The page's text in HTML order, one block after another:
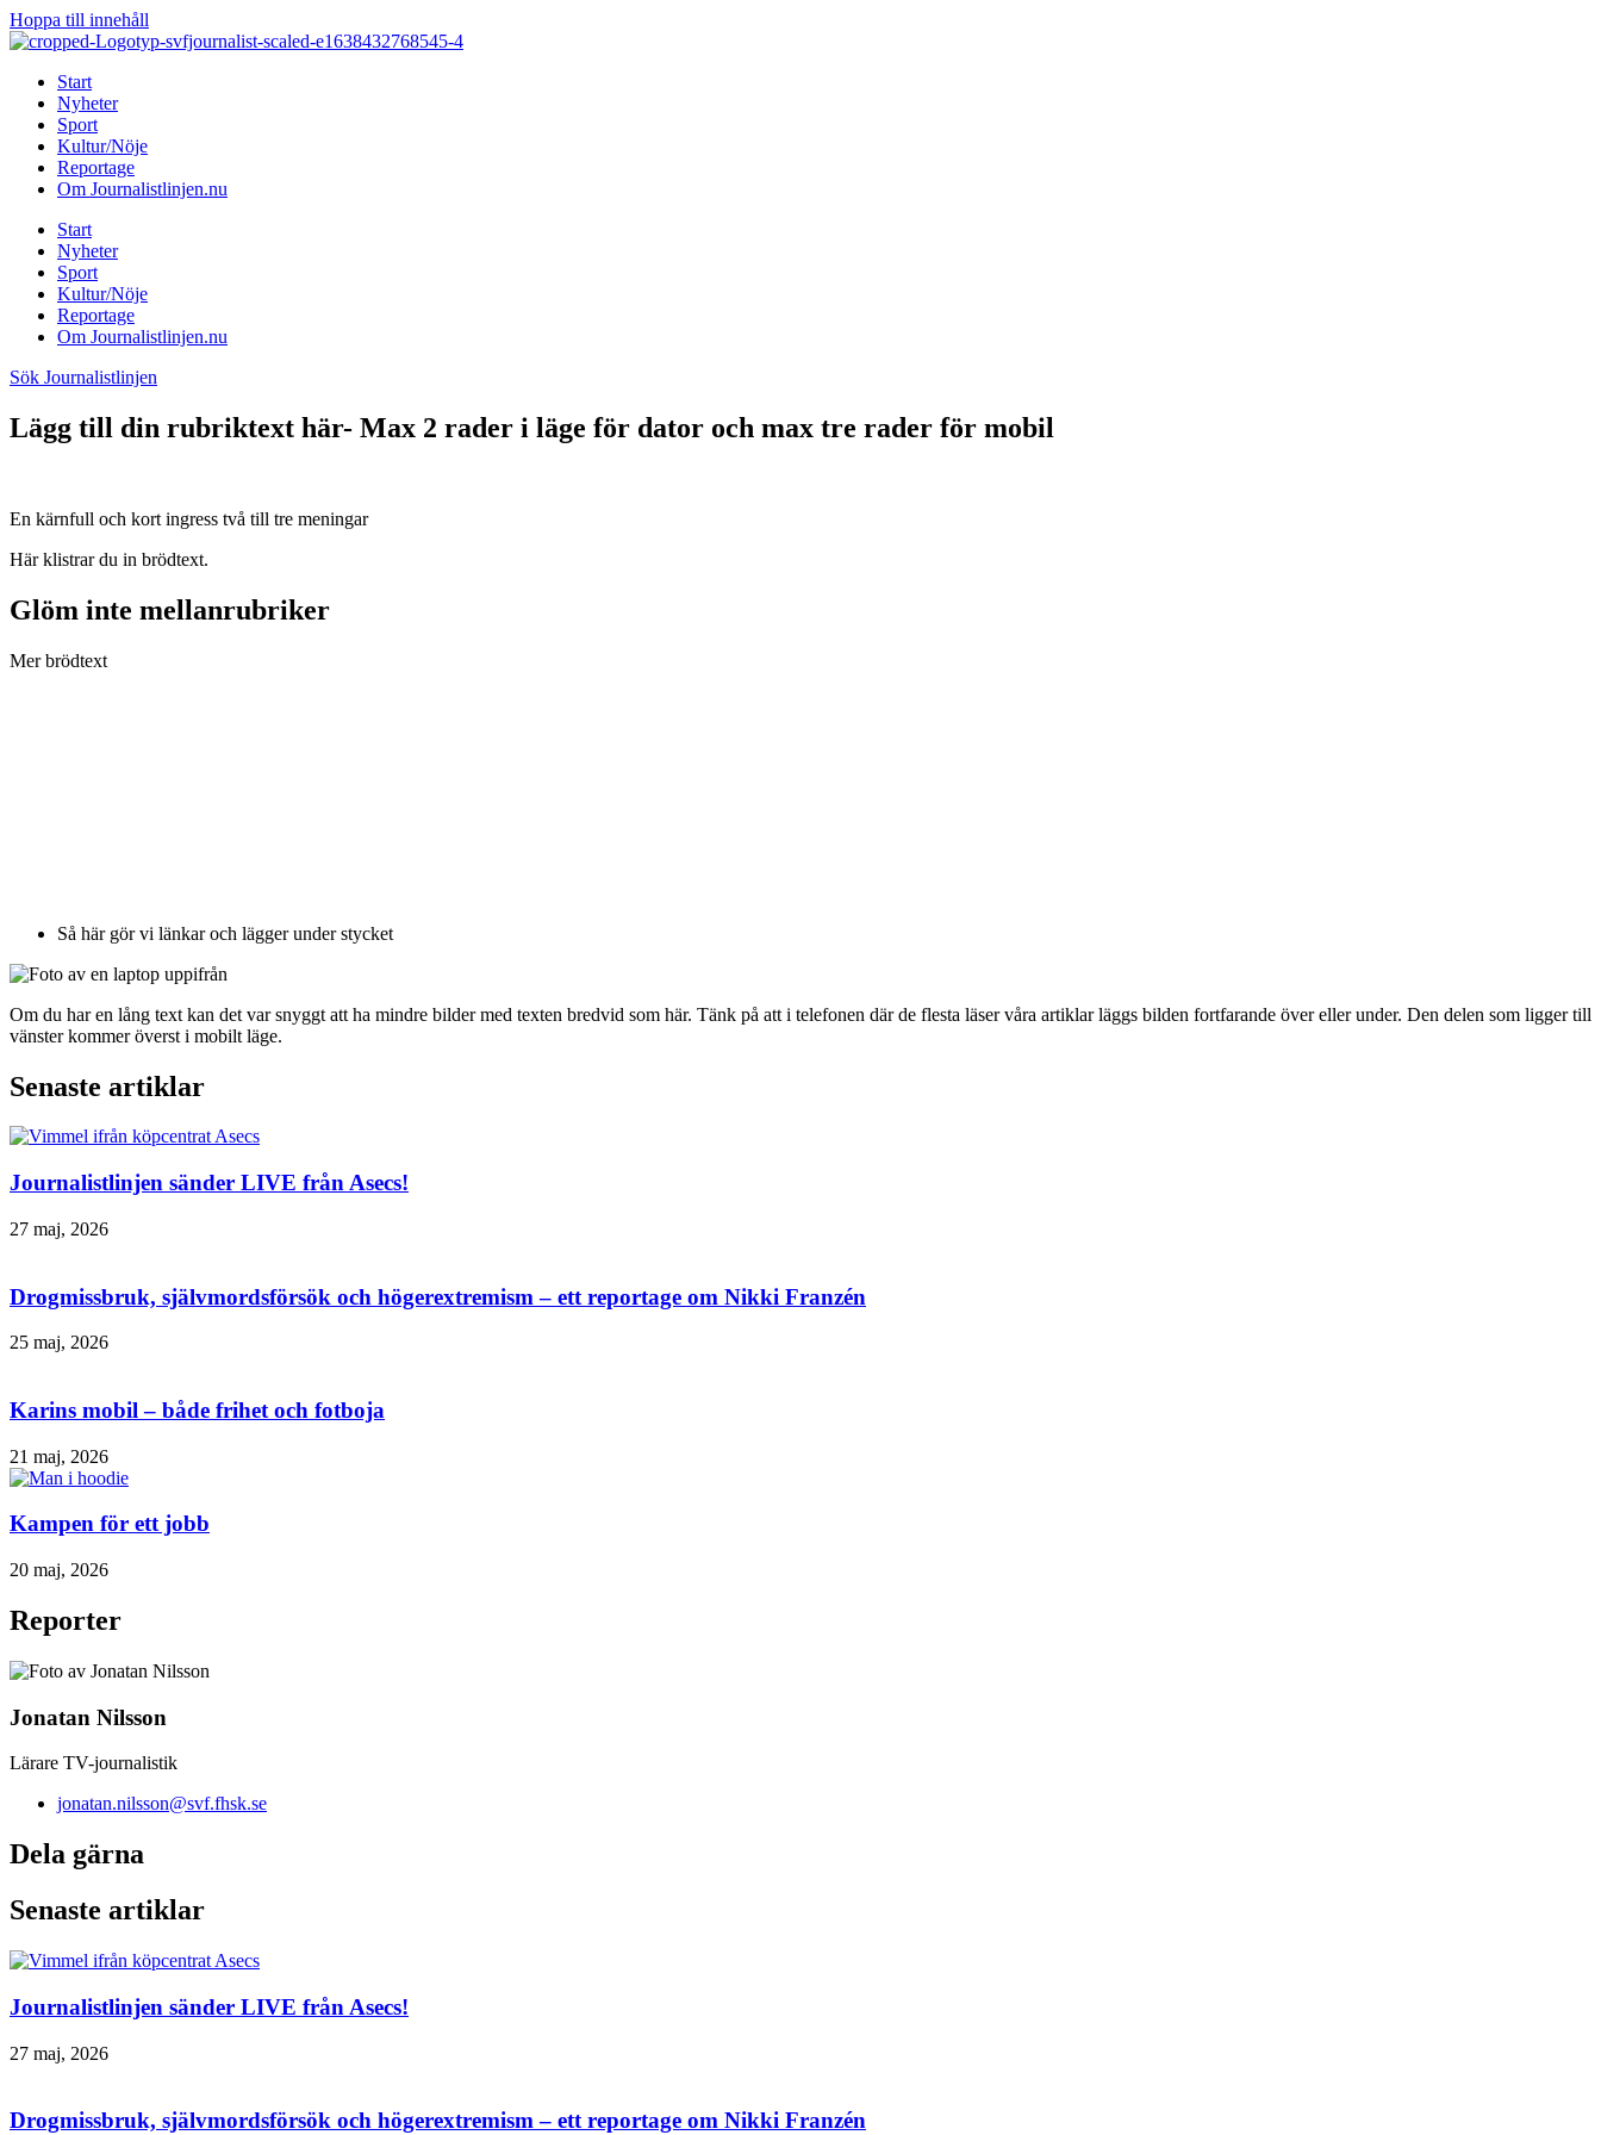
Hoppa till innehåll
Start
Nyheter
Sport
Kultur/Nöje
Reportage
Om Journalistlinjen.nu
Start
Nyheter
Sport
Kultur/Nöje
Reportage
Om Journalistlinjen.nu
Sök Journalistlinjen
Lägg till din rubriktext här- Max 2 rader i läge för dator och max tre rader för mobil
En kärnfull och kort ingress två till tre meningar
Här klistrar du in brödtext.
Glöm inte mellanrubriker
Mer brödtext
Så här gör vi länkar och lägger under stycket
Om du har en lång text kan det var snyggt att ha mindre bilder med texten bredvid som här. Tänk på att i telefonen där de flesta läser våra artiklar läggs bilden fortfarande över eller under. Den delen som ligger till
vänster kommer överst i mobilt läge.
Senaste artiklar
Journalistlinjen sänder LIVE från Asecs!
27 maj, 2026
Drogmissbruk, självmordsförsök och högerextremism – ett reportage om Nikki Franzén
25 maj, 2026
Karins mobil – både frihet och fotboja
21 maj, 2026
Kampen för ett jobb
20 maj, 2026
Reporter
Jonatan Nilsson
Lärare TV-journalistik
jonatan.nilsson@svf.fhsk.se
Dela gärna
Senaste artiklar
Journalistlinjen sänder LIVE från Asecs!
27 maj, 2026
Drogmissbruk, självmordsförsök och högerextremism – ett reportage om Nikki Franzén